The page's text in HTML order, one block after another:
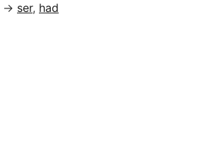
→ ser, had